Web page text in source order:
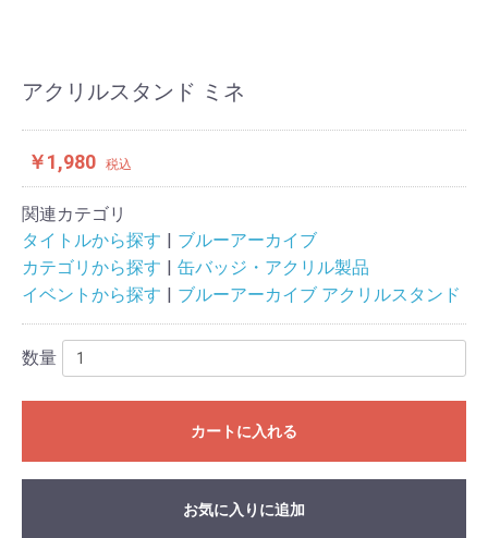
アクリルスタンド ミネ
￥1,980 税込
関連カテゴリ
タイトルから探す
ブルーアーカイブ
カテゴリから探す
缶バッジ・アクリル製品
イベントから探す
ブルーアーカイブ アクリルスタンド
数量
カートに入れる
お気に入りに追加